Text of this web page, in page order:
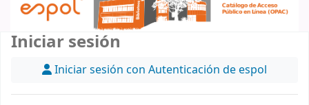
Iniciar sesión
Iniciar sesión con Autenticación de espol